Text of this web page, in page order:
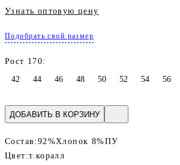
Узнать оптовую цену
Подобрать свой размер
Рост 170:
42
44 46 48 50 52 54 56
ДОБАВИТЬ В КОРЗИНУ
Состав: 92%Хлопок 8%ПУ
Цвет:т.коралл